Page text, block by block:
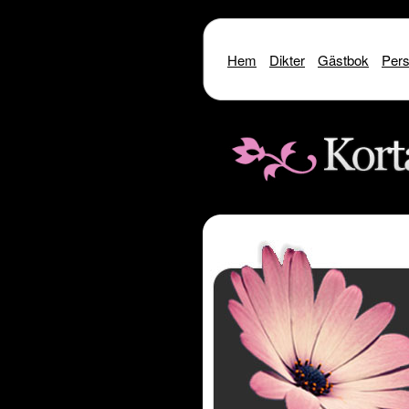
Warning: include() [function.include]: SSL
Warning
Warning
: include(http://
Warning : include() [
Hem Dikter Gästbok